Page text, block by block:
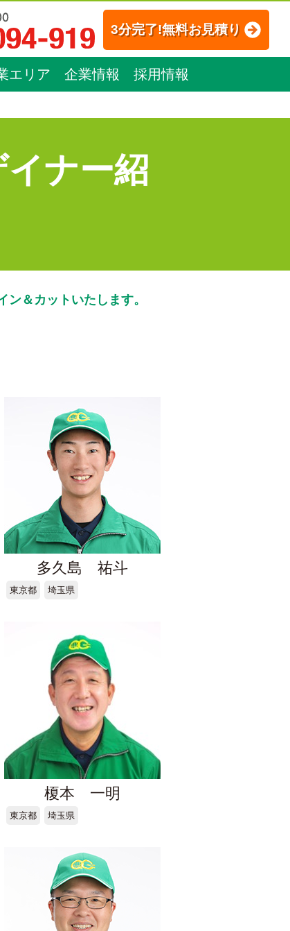
3分完了!無料お見積り
エリア 企業情報 採用情報
ナー紹
＆カットいたします。
多久島 祐斗
東京都 埼玉県
榎本 一明
東京都 埼玉県